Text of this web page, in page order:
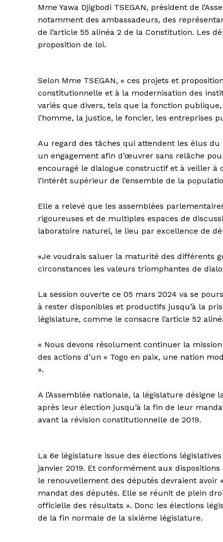
Mme Yawa Djigbodi TSEGAN, président de
notamment des ambassadeurs, des
de l’article 55 alinéa 2 de la Constitution. Les
proposition de loi.
Selon Mme TSEGAN, « ces projets et
constitutionnelle et à la modernisation des
variés que divers, tels que la fonction
l’homme, la justice, le foncier, les entreprises
Au regard des tâches qui attendent les élus
un engagement afin d’œuvrer sans relâche
encouragé le dialogue constructif et à veiller à
l’intérêt supérieur de l’ensemble de la
Elle a relevé que les assemblées
rigoureuses et de multiples espaces de
laboratoire naturel, le lieu par excellence de
«Je voudrais saluer la maturité des différents
circonstances les valeurs triomphantes de
La session ouverte ce 05 mars 2024 va se
à rester disponibles et productifs jusqu’à la
législature, comme le consacre l’article 52
« Nous devons résolument continuer la
des actions d’un « Togo en paix, une nation
».
A l’Assemblée nationale, la législature
après leur élection jusqu’à la fin de leur
avant la révision constitutionnelle de 2019.
La 6e législature issue des élections
janvier 2019. Et conformément aux
le renouvellement des députés devraient avoir
mandat des députés. Elle se réunit de plein
officielle des résultats ». Donc les élections
de la fin normale de la sixième législature.